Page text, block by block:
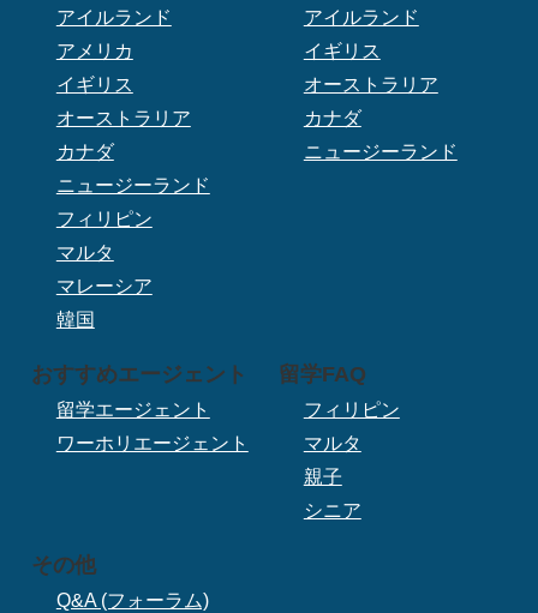
アイルランド
アメリカ
イギリス
オーストラリア
カナダ
ニュージーランド
フィリピン
マルタ
マレーシア
韓国
アイルランド
イギリス
オーストラリア
カナダ
ニュージーランド
おすすめエージェント
留学エージェント
ワーホリエージェント
留学FAQ
フィリピン
マルタ
親子
シニア
その他
Q&A (フォーラム)